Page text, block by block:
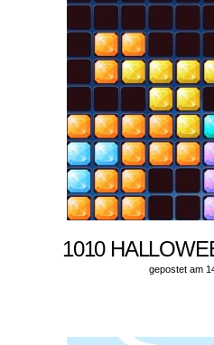
1010
gepostet am